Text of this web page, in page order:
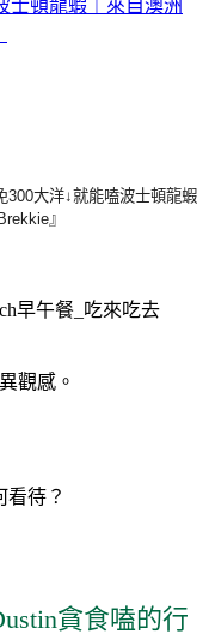
士頓龍蝦｜來自澳洲
早午餐_吃來吃去
觀感。
看待？
貪食嗑的行